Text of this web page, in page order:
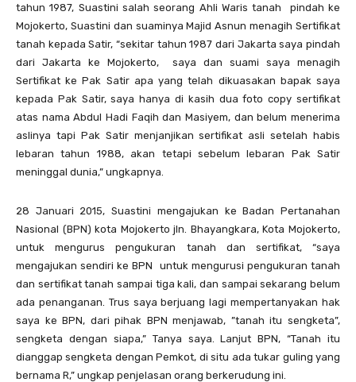
tahun 1987, Suastini salah seorang Ahli Waris tanah pindah ke
Mojokerto, Suastini dan suaminya Majid Asnun menagih Sertifikat
tanah kepada Satir, “sekitar tahun 1987 dari Jakarta saya pindah
dari Jakarta ke Mojokerto, saya dan suami saya menagih
Sertifikat ke Pak Satir apa yang telah dikuasakan bapak saya
kepada Pak Satir, saya hanya di kasih dua foto copy sertifikat
atas nama Abdul Hadi Faqih dan Masiyem, dan belum menerima
aslinya tapi Pak Satir menjanjikan sertifikat asli setelah habis
lebaran tahun 1988, akan tetapi sebelum lebaran Pak Satir
meninggal dunia,” ungkapnya.
28 Januari 2015, Suastini mengajukan ke Badan Pertanahan
Nasional (BPN) kota Mojokerto jln. Bhayangkara, Kota Mojokerto,
untuk mengurus pengukuran tanah dan sertifikat, “saya
mengajukan sendiri ke BPN untuk mengurusi pengukuran tanah
dan sertifikat tanah sampai tiga kali, dan sampai sekarang belum
ada penanganan. Trus saya berjuang lagi mempertanyakan hak
saya ke BPN, dari pihak BPN menjawab, ”tanah itu sengketa”,
sengketa dengan siapa,” Tanya saya. Lanjut BPN, “Tanah itu
dianggap sengketa dengan Pemkot, di situ ada tukar guling yang
bernama R,” ungkap penjelasan orang berkerudung ini.